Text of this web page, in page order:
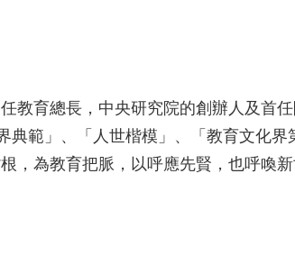
育總長，中央研究院的創辦人及首
典範」、「人世楷模」、「教育文化
，為教育把脈，以呼應先賢，也呼喚新